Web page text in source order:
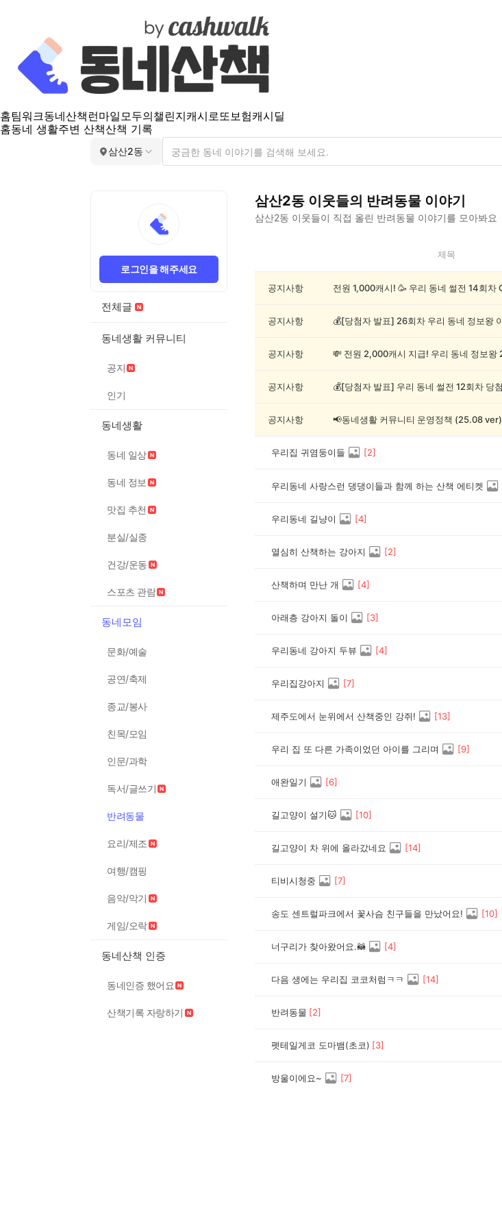
홈팀워크동네산책 런마일모두의챌린지캐시로또보험캐시딜
홈동네 생활주변 산책산책 기록
삼산2동
로그인을 해주세요
전체글
동네생활 커뮤니티
공지
인기
동네생활
동네 일상
동네 정보
맛집 추천
분실/실종
건강/운동
스포츠 관람
동네모임
문화/예술
공연/축제
종교/봉사
친목/모임
인문/과학
독서/글쓰기
반려동물
요리/제조
여행/캠핑
음악/악기
게임/오락
동네산책 인증
동네인증 했어요
산책기록 자랑하기
삼산2동 이웃들의 반려동물 이야기
삼산2동 이웃들이 직접 올린 반려동물 이야기를 모아봐요
2
제목
공지사항
공지사항
공지사항
공지사항
공지사항 📢동네생활 커뮤니티 운영정책 (25.08 ver)
우리집 귀염둥이들 [2]
우리동네 사랑스런 댕댕이들과 함께 하는 산책 에티켓
우리동네 길냥이 [4]
열심히 산책하는 강아지 [2]
산책하며 만난 개 [4]
아래층 강아지 돌이 [3]
우리동네 강아지 두뷰 [4]
우리집강아지 [7]
제주도에서 눈위에서 산책중인 강쥐! [13]
우리 집 또 다른 가족이었던 아이를 그리며 [9]
애완일기 [6]
길고양이 설기🐱 [10]
길고양이 차 위에 올라갔네요 [14]
티비시청중 [7]
송도 센트럴파크에서 꽃사슴 친구들을 만났어요! [10]
너구리가 찾아왔어요.🦝 [4]
다음 생에는 우리집 코코처럼ㅋㅋ [14]
반려동물 [2]
펫테일게코 도마뱀(초코) [3]
방울이에요~ [7]